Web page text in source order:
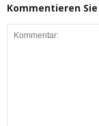
Kommentieren